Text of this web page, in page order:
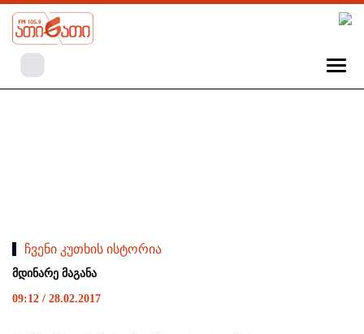
ჩვენი კუთხის ისტორია
მდინარე მაგანა
09:12 / 28.02.2017